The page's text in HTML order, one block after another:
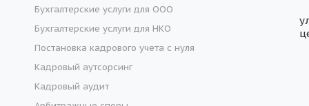
Бухгалтерские услуги для ООО
Бухгалтерские услуги для НКО
Постановка кадрового учета с нуля
Кадровый аутсорсинг
Кадровый аудит